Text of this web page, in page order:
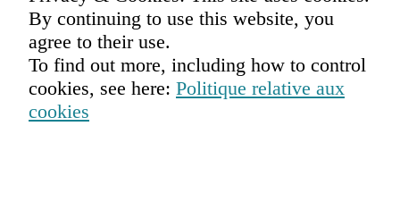
By continuing to use this website, you
agree to their use.
To find out more, including how to control
cookies, see here: Politique relative aux
cookies